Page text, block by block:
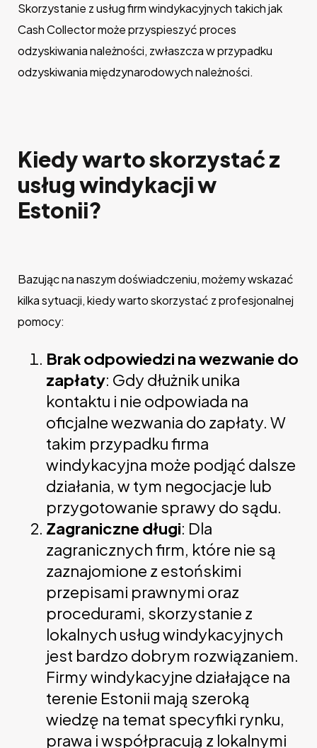
Skorzystanie z usług firm windykacyjnych takich jak
Cash Collector może przyspieszyć proces
odzyskiwania należności, zwłaszcza w przypadku
odzyskiwania międzynarodowych należności.
Kiedy warto skorzystać z
usług windykacji w
Estonii?
Bazując na naszym doświadczeniu, możemy wskazać
kilka sytuacji, kiedy warto skorzystać z profesjonalnej
pomocy:
Brak odpowiedzi na wezwanie do
zapłaty: Gdy dłużnik unika
kontaktu i nie odpowiada na
oficjalne wezwania do zapłaty. W
takim przypadku firma
windykacyjna może podjąć dalsze
działania, w tym negocjacje lub
przygotowanie sprawy do sądu.
Zagraniczne długi: Dla
zagranicznych firm, które nie są
zaznajomione z estońskimi
przepisami prawnymi oraz
procedurami, skorzystanie z
lokalnych usług windykacyjnych
jest bardzo dobrym rozwiązaniem.
Firmy windykacyjne działające na
terenie Estonii mają szeroką
wiedzę na temat specyfiki rynku,
prawa i współpracują z lokalnymi